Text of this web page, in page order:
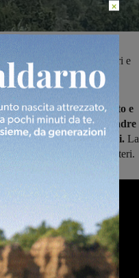
fiamme alte 15/20 metri e
spinte dal vento e
posto numerose squadre
e un direttore operazioni. La
immediato degli elicotteri.
×